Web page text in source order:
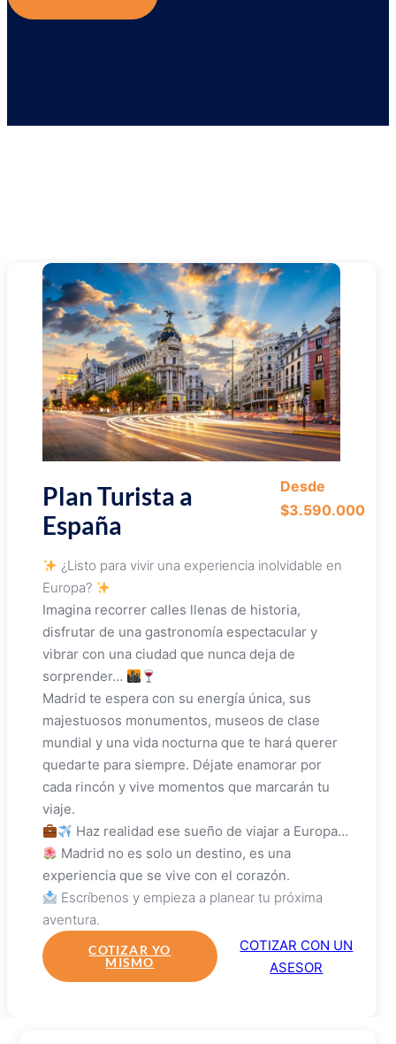
Plan Turista a
España
Desde
$3.590.000
¿Listo para vivir una experiencia inolvidable en
Europa?
Imagina recorrer calles llenas de historia,
disfrutar de una gastronomía espectacular y
vibrar con una ciudad que nunca deja de
sorprender…
Madrid te espera con su energía única, sus
majestuosos monumentos, museos de clase
mundial y una vida nocturna que te hará querer
quedarte para siempre. Déjate enamorar por
cada rincón y vive momentos que marcarán tu
viaje.
Haz realidad ese sueño de viajar a Europa…
Madrid no es solo un destino, es una
experiencia que se vive con el corazón.
Escríbenos y empieza a planear tu próxima
aventura.
COTIZAR YO
MISMO
COTIZAR CON UN
ASESOR